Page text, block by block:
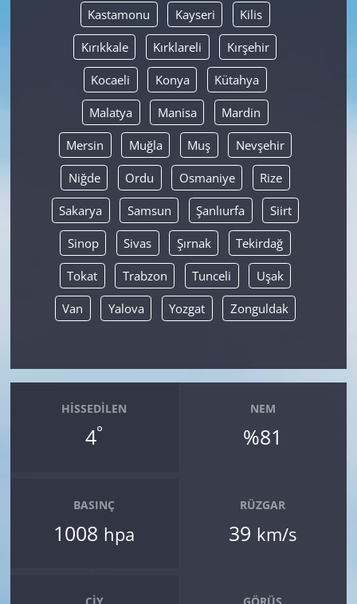
Kastamonu Kayseri Kilis
Kırıkkale Kırklareli Kırşehir
Kocaeli Konya Kütahya
Malatya Manisa Mardin
Mersin Muğla Muş Nevşehir
Niğde Ordu Osmaniye Rize
Sakarya Samsun Şanlıurfa Siirt
Sinop Sivas Şırnak Tekirdağ
Tokat Trabzon Tunceli Uşak
Van Yalova Yozgat Zonguldak
HISSEDILEN
4°
NEM
%81
BASINÇ
1008 hpa
RÜZGAR
39 km/s